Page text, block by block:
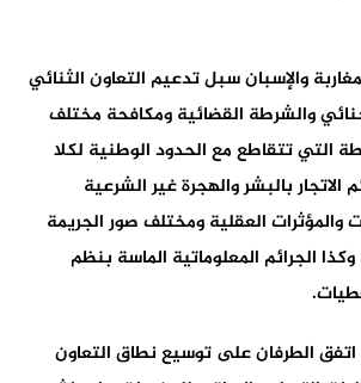
والإسبان سبل تدعيم التعاون الثنائي
والشرطة القضائية ومكافحة مختلف
التي تتقاطع مع الحدود الوطنية لكلا
الاتجار بالبشر والهجرة غير الشرعية
والمؤثرات العقلية ومختلف صور الجريمة
وكذا الجرائم المعلوماتية الماسة بنظم
الطرفان على توسيع نطاق التعاون